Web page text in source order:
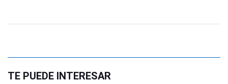
TE PUEDE INTERESAR